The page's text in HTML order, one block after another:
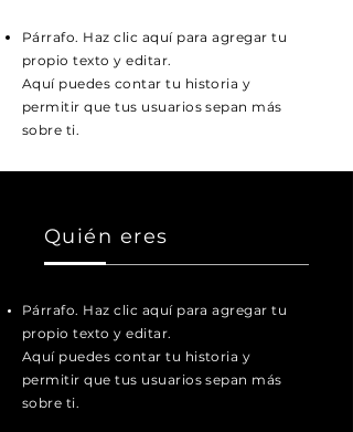
Párrafo. Haz clic aquí para agregar tu
propio texto y editar.
Aquí puedes contar tu historia y
permitir que tus usuarios sepan más
sobre ti.
Quién eres
Párrafo. Haz clic aquí para agregar tu
propio texto y editar.
Aquí puedes contar tu historia y
permitir que tus usuarios sepan más
sobre ti.